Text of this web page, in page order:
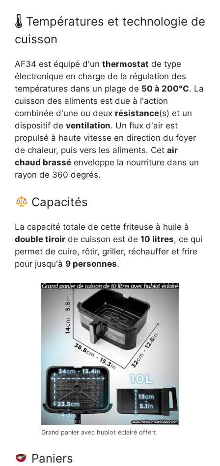
🌡 Températures et technologie de
cuisson
AF34 est équipé d'un thermostat de type
électronique en charge de la régulation des
températures dans un plage de 50 à 200°C. La
cuisson des aliments est due à l'action
combinée d'une ou deux résistance(s) et un
dispositif de ventilation. Un flux d'air est
propulsé à haute vitesse en direction du foyer
de chaleur, puis vers les aliments. Cet air
chaud brassé enveloppe la nourriture dans un
rayon de 360 degrés.
Capacités
La capacité totale de cette friteuse à huile à
double tiroir de cuisson est de 10 litres, ce qui
permet de cuire, rôtir, griller, réchauffer et frire
pour jusqu'à 9 personnes.
Grand panier avec hublot éclairé offert
Paniers